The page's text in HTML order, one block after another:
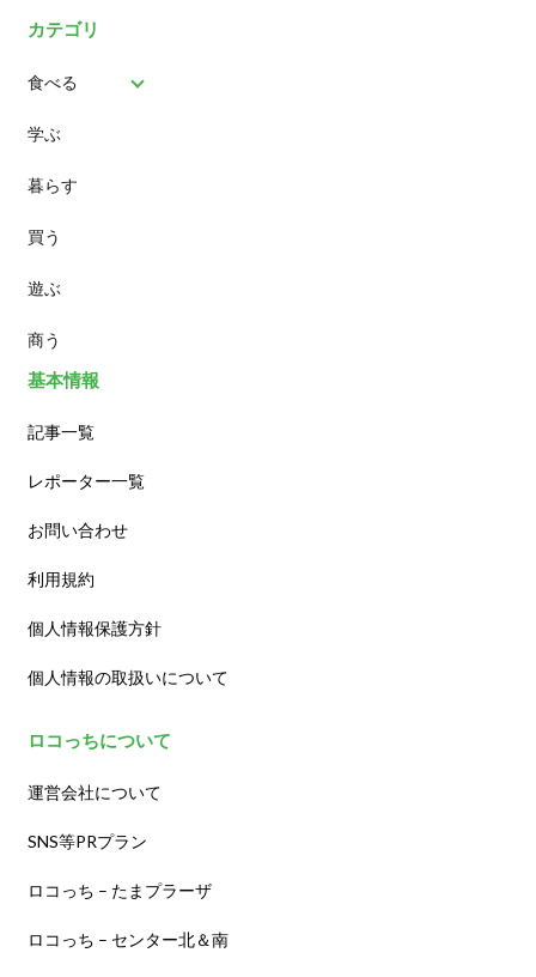
カテゴリ
食べる
パン
スイーツ
ランチ
カフェ
学ぶ
暮らす
買う
遊ぶ
商う
基本情報
記事一覧
レポーター一覧
お問い合わせ
利用規約
個人情報保護方針
個人情報の取扱いについて
ロコっちについて
運営会社について
SNS等PRプラン
ロコっち – たまプラーザ
ロコっち – センター北＆南